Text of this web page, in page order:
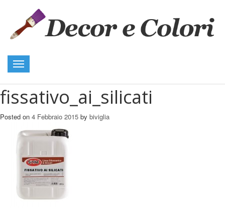
Toggle
navigation
fissativo_ai_silicati
Posted on 4 Febbraio 2015 by biviglia